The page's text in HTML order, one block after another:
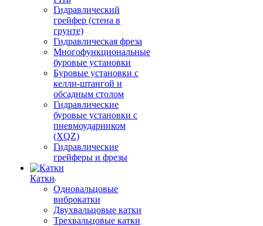
Гидравлический
грейфер (стена в
грунте)
Гидравлическая фреза
Многофункциональные
буровые установки
Буровые установки с
келли-штангой и
обсадным столом
Гидравлические
буровые установки с
пневмоударником
(XQZ)
Гидравлические
грейферы и фрезы
Катки
Одновальцовые
виброкатки
Двухвальцовые катки
Трехвальцовые катки